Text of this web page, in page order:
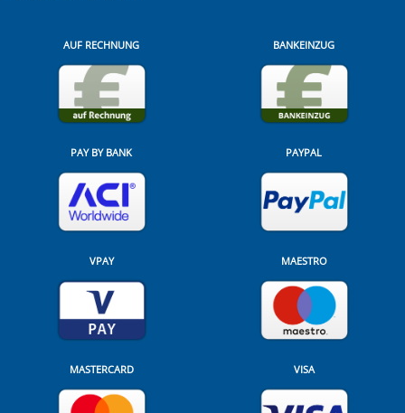
AUF RECHNUNG BANKEINZUG
PAY BY BANK PAYPAL
VPAY MAESTRO
MASTERCARD VISA